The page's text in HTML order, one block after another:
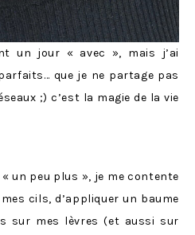
un jour « avec », mais j’ai
que je ne partage pas
;) c’est la magie de la vie
« un peu plus », je me contente
cils, d’appliquer un baume
sur mes lèvres (et aussi sur